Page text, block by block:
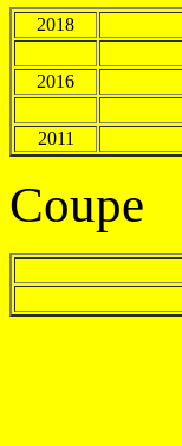
2018
2016
2011
Coupe